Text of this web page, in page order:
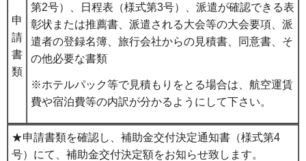
申
請
書
類
第2号）、日程表（様式第3号）、派遣が確認できる表
彰状または推薦書、派遣される大会等の大会要項、派
遣者の登録名簿、旅行会社からの見積書、同意書、そ
の他必要な書類
※ホテルパック等で見積もりをとる場合は、航空運賃
費や宿泊費等の内訳が分かるようにして下さい。
★申請書類を確認し、補助金交付決定通知書（様式第4
号）にて、補助金交付決定額をお知らせ致します。